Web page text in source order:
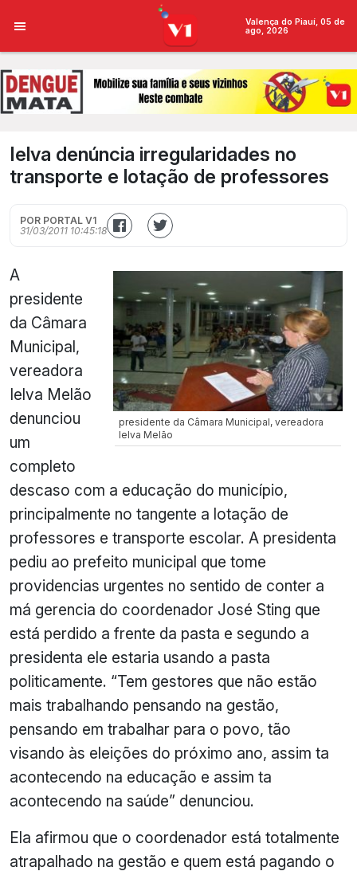
Valença do Piauí, 05 de
ago, 2026
Ielva denúncia irregularidades no
transporte e lotação de professores
POR PORTAL V1
31/03/2011 10:45:18
presidente da Câmara Municipal, vereadora
Ielva Melão
A
presidente
da Câmara
Municipal,
vereadora
Ielva Melão
denunciou
um
completo
descaso com a educação do município,
principalmente no tangente a lotação de
professores e transporte escolar. A presidenta
pediu ao prefeito municipal que tome
providencias urgentes no sentido de conter a
má gerencia do coordenador José Sting que
está perdido a frente da pasta e segundo a
presidenta ele estaria usando a pasta
politicamente. “Tem gestores que não estão
mais trabalhando pensando na gestão,
pensando em trabalhar para o povo, tão
visando às eleições do próximo ano, assim ta
acontecendo na educação e assim ta
acontecendo na saúde” denunciou.
Ela afirmou que o coordenador está totalmente
atrapalhado na gestão e quem está pagando o